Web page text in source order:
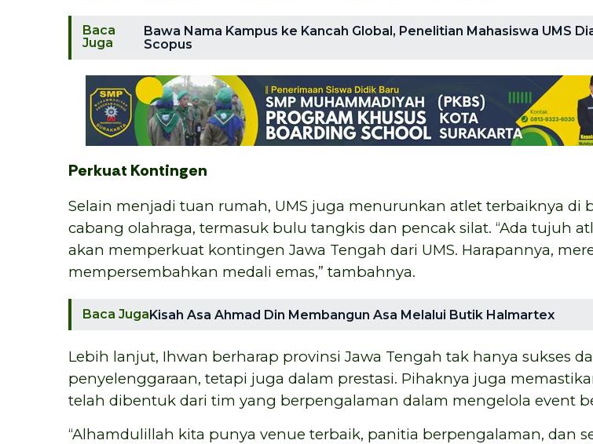
Baca
Juga
Bawa Nama Kampus ke Kancah Global, Penelitian Mahasiswa UMS
Scopus
Perkuat Kontingen
Selain menjadi tuan rumah, UMS juga menurunkan atlet terbaiknya di
cabang olahraga, termasuk bulu tangkis dan pencak silat. “Ada tujuh
akan memperkuat kontingen Jawa Tengah dari UMS. Harapannya,
mempersembahkan medali emas,” tambahnya.
Baca JugaKisah Asa Ahmad Din Membangun Asa Melalui Butik Halmartex
Lebih lanjut, Ihwan berharap provinsi Jawa Tengah tak hanya sukses
penyelenggaraan, tetapi juga dalam prestasi. Pihaknya juga
telah dibentuk dari tim yang berpengalaman dalam mengelola event
“Alhamdulillah kita punya venue terbaik, panitia berpengalaman, dan